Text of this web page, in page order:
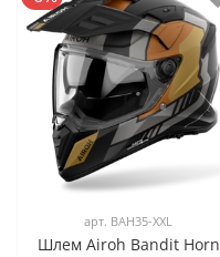
арт. BAH35-XXL
Шлем Airoh Bandit Horn